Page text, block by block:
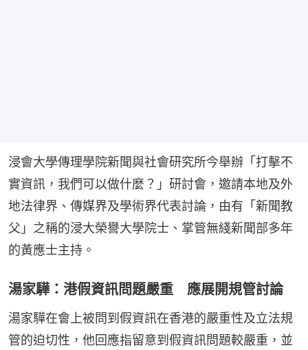
浸會大學傳理學院新聞與社會研究所今舉辦「打擊不
實資訊，我們可以做什麼？」研討會，邀請本地及外
地法律界、傳媒界及學術界代表討論，由有「新聞教
父」之稱的浸大榮譽大學院士、掌管無綫新聞部多年
的黃應士主持。
湯家驊：港假資訊問題嚴重 應展開規管討論
湯家驊在會上被問到假資訊在香港的嚴重性及立法規
管的迫切性，他回應指留意到假資訊問題較嚴重，並